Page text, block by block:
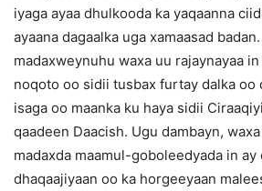
iyaga ayaa dhulkooda ka yaqaanna
ayaana dagaalka uga xamaasad
madaxweynuhu waxa uu rajaynayaa
noqoto oo sidii tusbax furtay dalka oo
isaga oo maanka ku haya sidii
qaadeen Daacish. Ugu dambayn,
madaxda maamul-goboleedyada in ay
dhaqaajiyaan oo ka horgeeyaan